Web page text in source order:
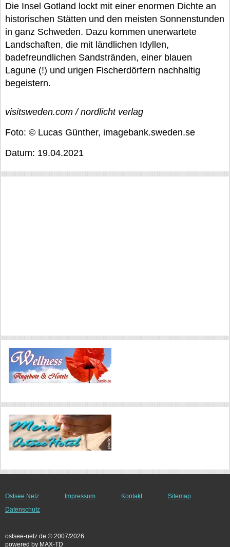
Die Insel Gotland lockt mit einer enormen Dichte an
historischen Stätten und den meisten Sonnenstunden
in ganz Schweden. Dazu kommen unerwartete
Landschaften, die mit ländlichen Idyllen,
badefreundlichen Sandstränden, einer blauen
Lagune (!) und urigen Fischerdörfern nachhaltig
begeistern.
visitsweden.com / nordlicht verlag
Foto: © Lucas Günther, imagebank.sweden.se
Datum: 19.04.2021
Ostsee Netz Impressum Kontakt
Sitemap
Datenschutz
ostsee-netz.de © 2007/2026
powered by MAX-TD